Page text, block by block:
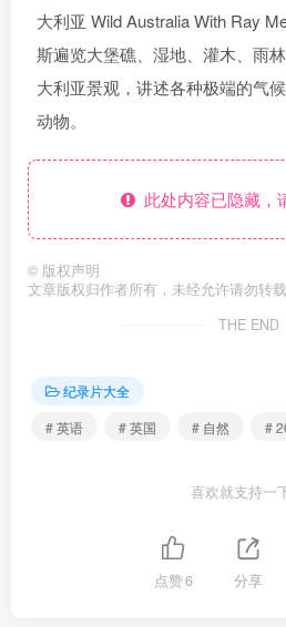
大利亚 Wild Australia With Ray
斯遍览大堡礁、湿地、灌木、雨
大利亚景观，讲述各种极端的气
动物。
此处内容已隐藏，
© 版权声明
文章版权归作者所有，未经允许请勿转载
THE END
纪录片大全
# 英语
# 英国 # 自然 #
喜欢就支持一
点赞6 分享